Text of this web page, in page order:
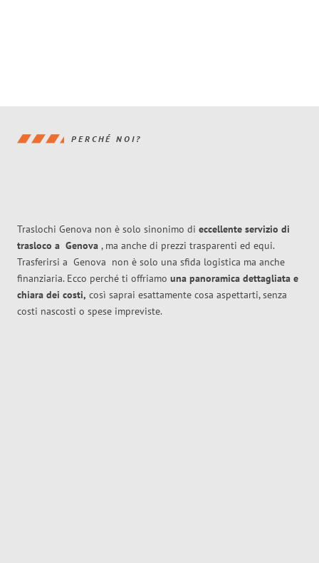
PERCHÉ NOI?
Traslochi Genova non è solo sinonimo di eccellente servizio di
trasloco a Genova , ma anche di prezzi trasparenti ed equi.
Trasferirsi a Genova non è solo una sfida logistica ma anche
finanziaria. Ecco perché ti offriamo una panoramica dettagliata e
chiara dei costi, così saprai esattamente cosa aspettarti, senza
costi nascosti o spese impreviste.